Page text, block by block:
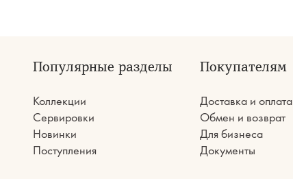
Популярные разделы
Коллекции
Сервировки
Новинки
Поступления
Покупателям
Доставка и оплата
Обмен и возврат
Для бизнеса
Документы